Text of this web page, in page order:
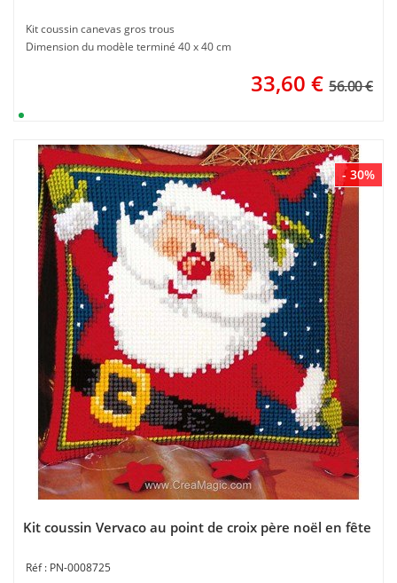
Kit coussin canevas gros trous
Dimension du modèle terminé 40 x 40 cm
33,60 € 56.00 €
- 30%
Kit coussin Vervaco au point de croix père noël en fête
PN-0008725